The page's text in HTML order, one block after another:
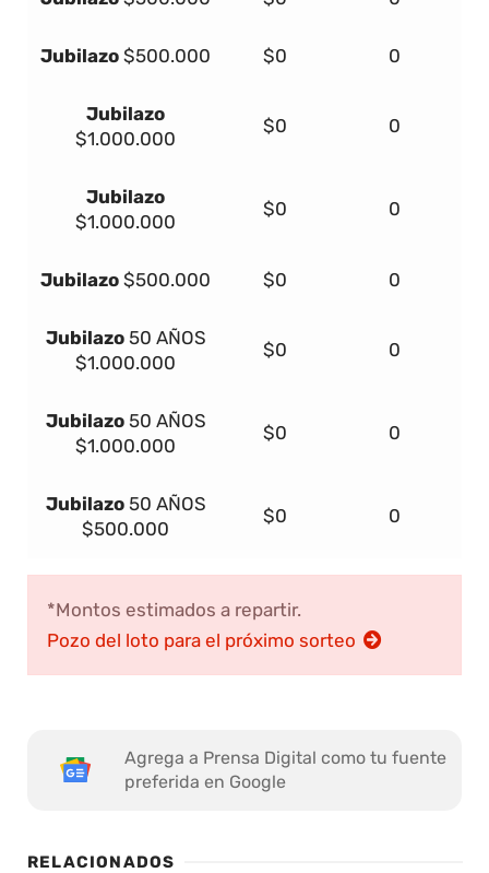
Jubilazo $500.000 $0 0
Jubilazo
$1.000.000
$0 0
Jubilazo
$1.000.000
$0 0
Jubilazo $500.000 $0 0
Jubilazo50 AÑOS
$1.000.000
$0 0
Jubilazo50 AÑOS
$1.000.000
$0 0
Jubilazo50 AÑOS
$500.000
$0 0
*Montos estimados a repartir.
Pozo del loto para el próximo sorteo
Agrega a Prensa Digital como tu fuente
preferida en Google
RELACIONADOS